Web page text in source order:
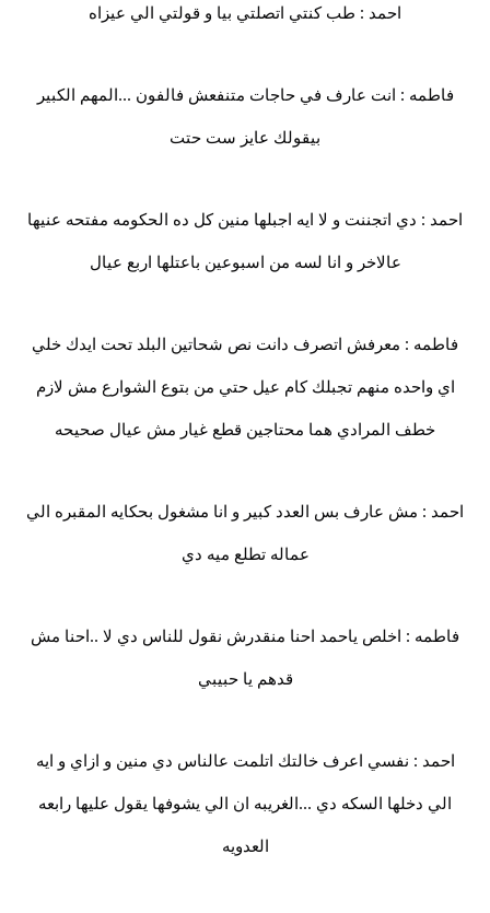
احمد : طب كنتي اتصلتي بيا و قولتي الي عيزاه
فاطمه : انت عارف في حاجات متنفعش فالفون ...المهم الكبير
بيقولك عايز ست حتت
احمد : دي اتجننت و لا ايه اجبلها منين كل ده الحكومه مفتحه عنيها
عالاخر و انا لسه من اسبوعين باعتلها اربع عيال
فاطمه : معرفش اتصرف دانت نص شحاتين البلد تحت ايدك خلي
اي واحده منهم تجبلك كام عيل حتي من بتوع الشوارع مش لازم
خطف المرادي هما محتاجين قطع غيار مش عيال صحيحه
احمد : مش عارف بس العدد كبير و انا مشغول بحكايه المقبره الي
عماله تطلع ميه دي
فاطمه : اخلص ياحمد احنا منقدرش نقول للناس دي لا ..احنا مش
قدهم يا حبيبي
احمد : نفسي اعرف خالتك اتلمت عالناس دي منين و ازاي و ايه
الي دخلها السكه دي ...الغريبه ان الي يشوفها يقول عليها رابعه
العدويه